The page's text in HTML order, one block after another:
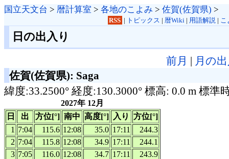
国立天文台 > 暦計算室 > 各地のこよみ > 佐賀(佐賀県) >
RSS | トピックス | 暦Wiki| 用語解説| こ
日の出入り
前月 月の
佐賀(佐賀県): Saga
緯度:33.2500° 経度:130.3000° 標高: 0.0 m 標準
2027年 12月
日
出 方位[°] 南中 高度[°] 入り
方位[°]
1 7:04 115.6 12:08 35.0 17:11
244.3
2 7:04 115.8 12:08 34.9 17:11
244.1
3 7:05 116.0 12:08 34.7 17:11
243.9